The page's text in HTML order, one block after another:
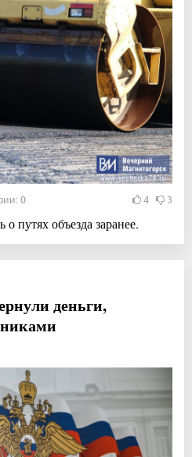
0 4 3
путях объезда заранее.
деньги,